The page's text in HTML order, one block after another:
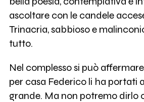
ascoltare con le candele
Trinacria, sabbioso e
tutto.
Nel complesso si può
per casa Federico li ha portati
grande. Ma non potremo dirlo